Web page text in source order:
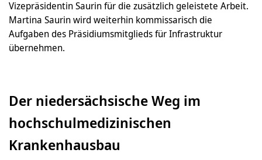
Vizepräsidentin Saurin für die zusätzlich geleistete Arbeit.
Martina Saurin wird weiterhin kommissarisch die
Aufgaben des Präsidiumsmitglieds für Infrastruktur
übernehmen.
Der niedersächsische Weg im
hochschulmedizinischen
Krankenhausbau